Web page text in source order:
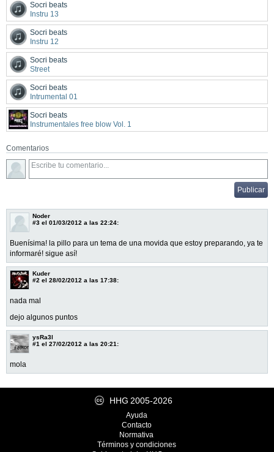
Socri beats
Instru 13
Socri beats
Instru 12
Socri beats
Street
Socri beats
Intrumental 01
Socri beats
Instrumentales free blow Vol. 1
Comentarios
Noder
#3 el 01/03/2012 a las 22:24:
Buenísima! la pillo para un tema de una movida que estoy preparando, ya te
informaré! sigue así!
Kuder
#2 el 28/02/2012 a las 17:38:
nada mal
dejo algunos puntos
ysRa3l
#1 el 27/02/2012 a las 20:21:
mola
HHG 2005-2026
Ayuda
Contacto
Normativa
Términos y condiciones